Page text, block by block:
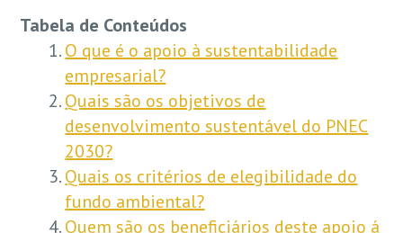
Tabela de Conteúdos
O que é o apoio à sustentabilidade
empresarial?
Quais são os objetivos de
desenvolvimento sustentável do PNEC
2030?
Quais os critérios de elegibilidade do
fundo ambiental?
Quem são os beneficiários deste apoio á